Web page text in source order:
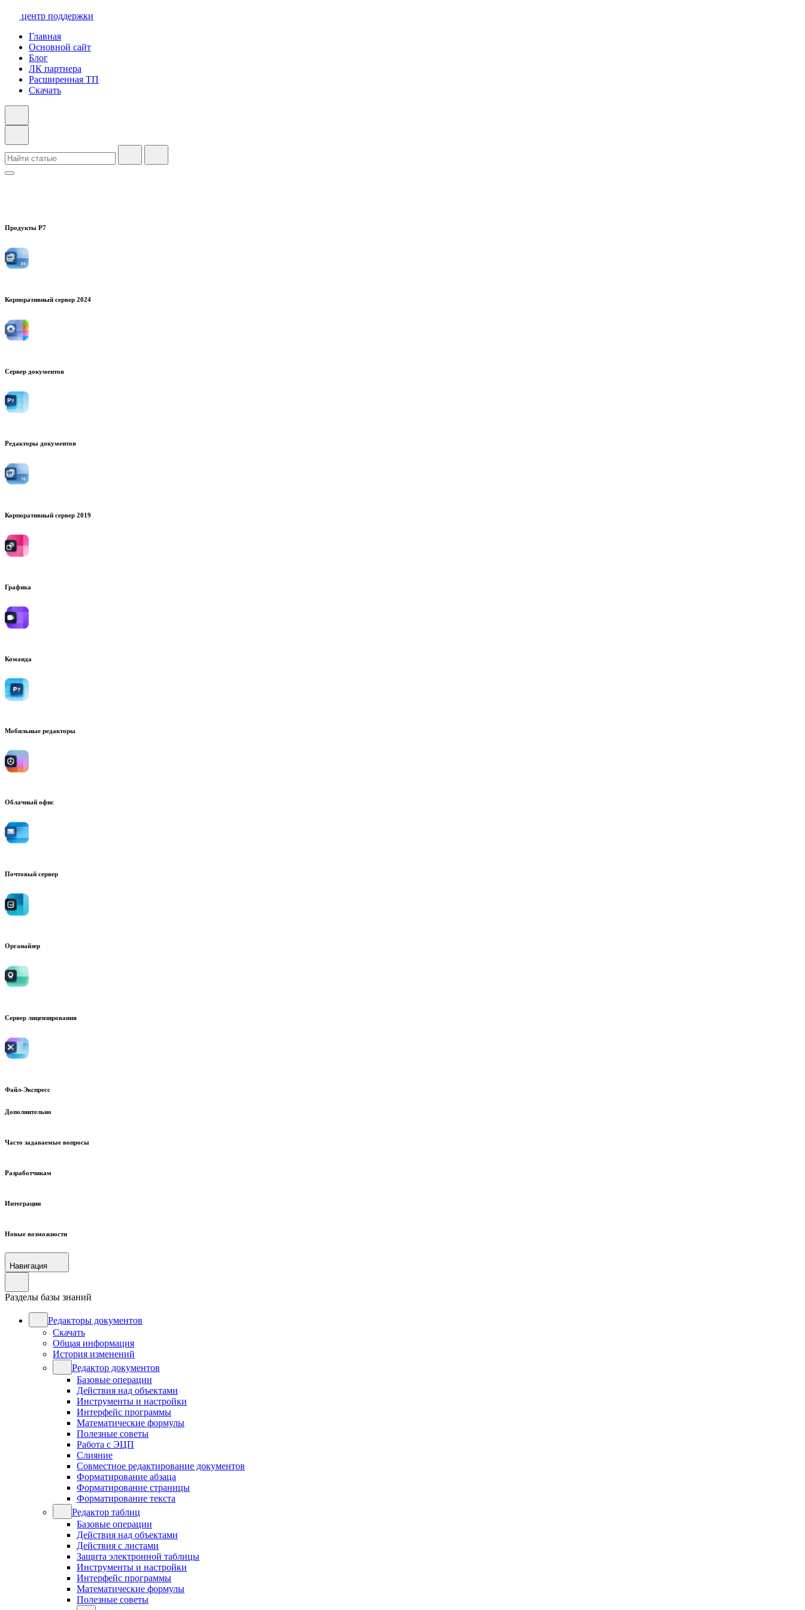
центр поддержки
Главная
Основной сайт
Блог
ЛК партнера
Расширенная ТП
Скачать
Продукты Р7
Корпоративный сервер 2024
Сервер документов
Редакторы документов
Корпоративный сервер 2019
Графика
Команда
Мобильные редакторы
Облачный офис
Почтовый сервер
Органайзер
Сервер лицензирования
Файл-Экспресс
Дополнительно
Часто задаваемые вопросы
Разработчикам
Интеграции
Новые возможности
Навигация
Разделы базы знаний
Редакторы документов
Скачать
Общая информация
История изменений
Редактор документов
Базовые операции
Действия над объектами
Инструменты и настройки
Интерфейс программы
Математические формулы
Полезные советы
Работа с ЭЦП
Слияние
Совместное редактирование документов
Форматирование абзаца
Форматирование страницы
Форматирование текста
Редактор таблиц
Базовые операции
Действия над объектами
Действия с листами
Защита электронной таблицы
Инструменты и настройки
Интерфейс программы
Математические формулы
Полезные советы